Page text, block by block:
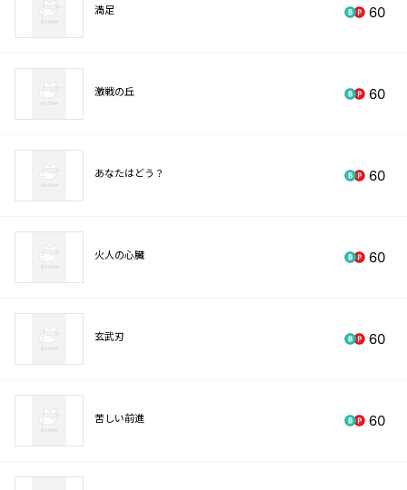
満足 60
激戦の丘 60
あなたはどう？ 60
火人の心臓 60
玄武刃 60
苦しい前進 60